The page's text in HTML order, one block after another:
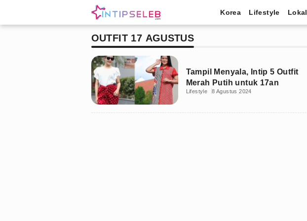
Korea Lifestyle Lokal
OUTFIT 17 AGUSTUS
Tampil Menyala, Intip 5 Outfit
Merah Putih untuk 17an
Lifestyle 8 Agustus 2024